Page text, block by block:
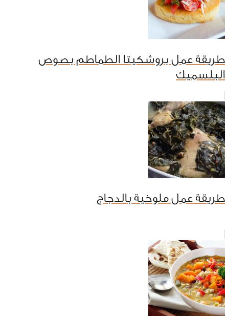
طريقة عمل بروشكيتا الطماطم بصوص
البلسميك
طريقة عمل ملوخية بالدجاج